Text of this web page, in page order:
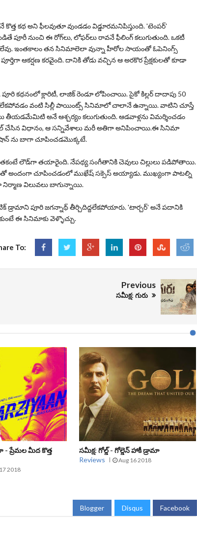
కథ అని ఫీలవుతూ వుండడం విడ్డూరమనిపిస్తుంది. 'టెంపర్‌'
పూరీ నుంచి ఈ రోగ్‌లు, లోఫర్‌లు రావనే ఫీలింగ్‌ కలుగుతుంది. ఒకటీ
ఇంతకాలం తన సినిమాలెలా వున్నా హీరోల సాయంతో ఓపెనింగ్స్‌
పూర్తిగా ఆకర్షణ కరవైంది. దానికి తోడు వచ్చిన ఆ అరకొర ప్రేక్షకులతో కూడా
కథనంలో క్లారిటీ, లాజిక్ రెండూ లోపించాయి. సైకో కిల్లర్ దాదాపు 50
వంటి సిల్లీ పాయింట్స్ సినిమాలో చాలానే ఉన్నాయి. వాటిని చూస్తే
అనే ఆశ్చర్యం కలుగుతుంది. ఆడవాళ్లను విమర్శించడం
డీల్ చేసిన విధానం, ఆ సన్నివేశాలు మరీ అతిగా అనిపించాయి.ఈ సినిమా
ను బాగా చూపించడమొక్కటే.
లౌడ్‌గా తయారైంది. నేపథ్య సంగీతానికి చెవులు చిల్లులు పడిపోతాయి.
అందంగా చూపించడంలో ముఖేష్‌ సక్సెస్‌ అయ్యాడు. ముఖ్యంగా పాటల్ని
విలువలు బాగున్నాయి.
డ్రామాని పూరి జగన్నాథ్‌ తీర్చిదిద్దలేకపోయారు. 'టార్చర్' అనే పదానికి
ఈ సినిమాకు వెళ్ళొచ్చు.
To:
Previous
సమీక్ష: గురు
ప్రేమల మీద కొత్త
2018
సమీక్ష: గోల్డ్ - గోల్డెన్ హాకీ డ్రామా
Reviews
Aug 16 2018
Blogger Disqus Facebook